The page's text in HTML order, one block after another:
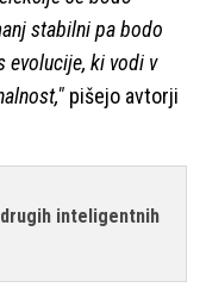
stabilni pa bodo
evolucije, ki vodi v
pišejo avtorji
inteligentnih